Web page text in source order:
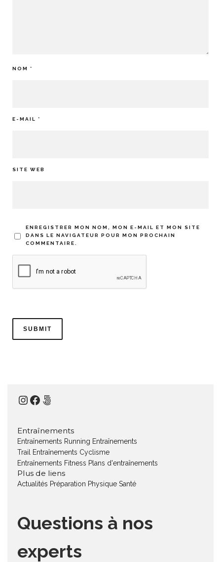
NOM *
E-MAIL *
SITE WEB
ENREGISTRER MON NOM, MON E-MAIL ET MON SITE
DANS LE NAVIGATEUR POUR MON PROCHAIN
COMMENTAIRE.
Instagram
Facebook
500px
Entraînements
Entraînements Running Entraînements
Trail
Entraînements Cyclisme
Entraînements Fitness Plans d'entraînements
Plus de liens
Actualités Préparation Physique Santé
Questions à nos
experts